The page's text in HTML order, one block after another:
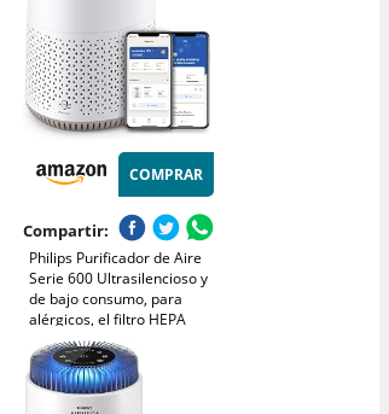
COMPRAR
Compartir:
Philips Purificador de Aire
Serie 600 Ultrasilencioso y
de bajo consumo, para
alérgicos, el filtro HEPA
elimina el 99,97% de los
contaminantes, cubre hasta
44m2, controlado por app,
blanco (AC0650/10)